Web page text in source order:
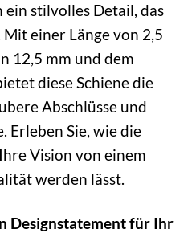
ein stilvolles Detail, das
einer Länge von 2,5
12,5 mm und dem
diese Schiene die
Abschlüsse und
Erleben Sie, wie die
Vision von einem
werden lässt.
Designstatement für Ihr